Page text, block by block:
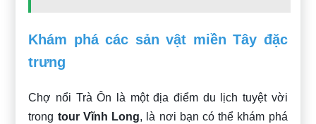
Khám phá các sản vật miền Tây đặc
trưng
Chợ nổi Trà Ôn là một địa điểm du lịch tuyệt vời
trong tour Vĩnh Long, là nơi bạn có thể khám phá